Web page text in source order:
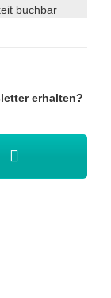
buchbar
erhalten?